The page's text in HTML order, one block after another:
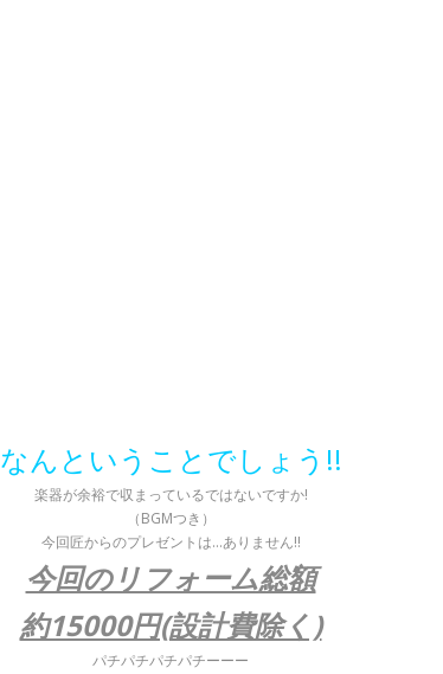
なんということでしょう!!
楽器が余裕で収まっているではないですか!
（BGMつき）
今回匠からのプレゼントは…ありません!!
今回のリフォーム総額
約15000円(設計費除く)
パチパチパチパチーーー